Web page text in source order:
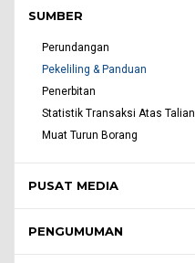
SUMBER
Perundangan
Pekeliling & Panduan
Penerbitan
Statistik Transaksi Atas Talian
Muat Turun Borang
PUSAT MEDIA
PENGUMUMAN